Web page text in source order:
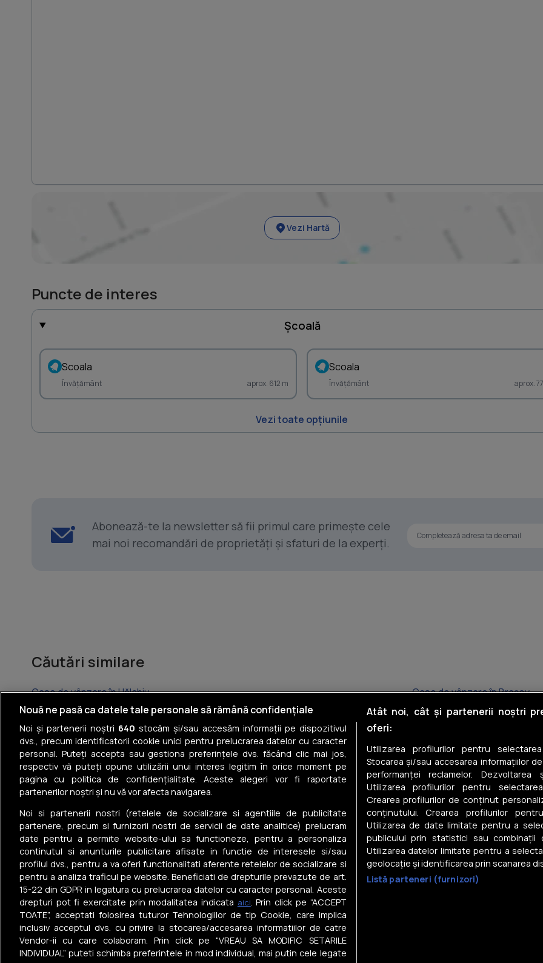
Vezi Hartă
Puncte de interes
Școală
Scoala
Învățământ aprox. 612 m
Scoala
Învățământ aprox.
Vezi toate opțiunile
Abonează-te la newsletter să fii primul care primește cele
mai noi recomandări de proprietăți și sfaturi de la experți.
Căutări similare
Case de vânzare în Hălchiu
Case de vânzare în Brașov
Case de vânzare în Sânpetru
Case de vânzare în
Case de vânzare în Săcele
Case de vânzare în Cristian
Case de vânzare în Râșnov
Case de vânzare în Predeal
Case de vânzare în Bod
Case de vânzare în Bran
Case de vânzare în Hărman
Case de vânzare în Ghimbav
Tel: +40 374 40 44 99
Iride Business Park, Bld. Dimitrie
Pompeiu 9-9A, Clădirea B2B, 020335,
sector 2, București, România
© Realmedia Network 2026Politica de confidențialitateTermeni și condiții
Nouă ne pasă ca datele tale personale să rămână confidențiale
Noi și partenerii noștri 640 stocăm și/sau accesăm informații pe dispozitivul
dvs., precum identificatorii cookie unici pentru prelucrarea datelor cu caracter
personal. Puteți accepta sau gestiona preferințele dvs. făcând clic mai jos,
respectiv vă puteți opune utilizării unui interes legitim în orice moment pe
pagina cu politica de confidențialitate. Aceste alegeri vor fi raportate
partenerilor noștri și nu vă vor afecta navigarea.
Noi si partenerii nostri (retelele de socializare si agentiile de publicitate
partenere, precum si furnizorii nostri de servicii de date analitice) prelucram
date pentru a permite website-ului sa functioneze, pentru a personaliza
continutul si anunturile publicitare afisate in functie de interesele si/sau
profilul dvs., pentru a va oferi functionalitati aferente retelelor de socializare si
pentru a analiza traficul pe website. Beneficiati de drepturile prevazute de art.
15-22 din GDPR in legatura cu prelucrarea datelor cu caracter personal. Aceste
drepturi pot fi exercitate prin modalitatea indicata aici. Prin click pe “ACCEPT
TOATE”, acceptati folosirea tuturor Tehnologiilor de tip Cookie, care implica
inclusiv acceptul dvs. cu privire la stocarea/accesarea informatiilor de catre
Vendor-ii cu care colaboram. Prin click pe “VREAU SA MODIFIC SETARILE
INDIVIDUAL” puteti schimba preferintele in mod individual, mai putin cele legate
Atât noi, cât și partenerii noștri
oferi:
Utilizarea profilurilor pentru
Stocarea și/sau accesarea informațiilor
performanței reclamelor. Dezvoltarea
Utilizarea profilurilor pentru
Crearea profilurilor de conținut
conținutului. Crearea profilurilor
Utilizarea de date limitate pentru a
publicului prin statistici sau
Utilizarea datelor limitate pentru a
geolocație și identificarea prin scanarea
Listă parteneri (furnizori)